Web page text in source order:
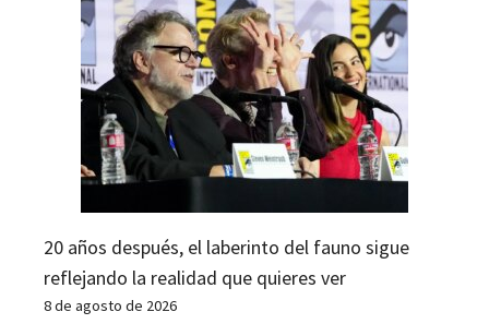
20 años después, el laberinto del fauno sigue
reflejando la realidad que quieres ver
8 de agosto de 2026